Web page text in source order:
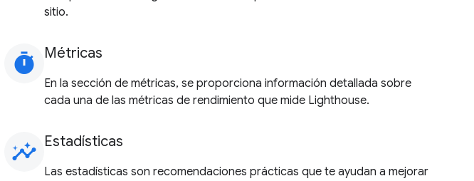
sitio.
timer Métricas
En la sección de métricas, se proporciona información detallada sobre
cada una de las métricas de rendimiento que mide Lighthouse.
insights Estadísticas
Las estadísticas son recomendaciones prácticas que te ayudan a mejorar